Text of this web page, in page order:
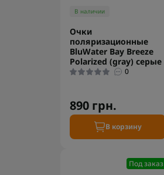
В наличии
Очки
поляризационные
BluWater Bay Breeze
Polarized (gray) серые
0
890 грн.
В корзину
Под заказ